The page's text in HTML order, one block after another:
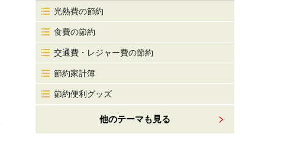
光熱費の節約
食費の節約
交通費・レジャー費の節約
節約家計簿
節約便利グッズ
他のテーマも見る